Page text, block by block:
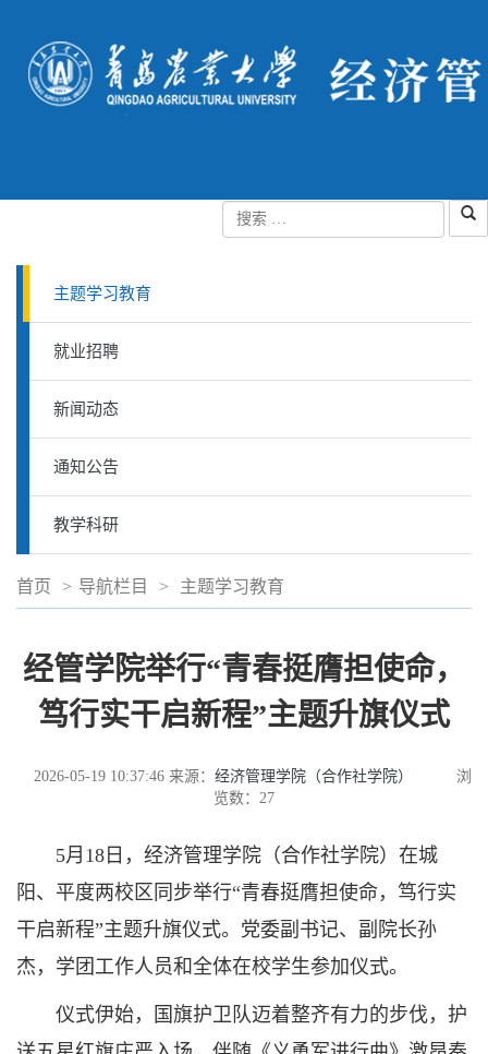
主题学习教育
就业招聘
新闻动态
通知公告
教学科研
首页 > 导航栏目 > 主题学习教育
经管学院举行“青春挺膺担使命，
笃行实干启新程”主题升旗仪式
2026-05-19 10:37:46 来源： 经济管理学院（合作社学院）
浏
览数： 27
5月18日，经济管理学院（合作社学院）在城
阳、平度两校区同步举行“青春挺膺担使命，笃行实
干启新程”主题升旗仪式。党委副书记、副院长孙
杰，学团工作人员和全体在校学生参加仪式。
仪式伊始，国旗护卫队迈着整齐有力的步伐，护